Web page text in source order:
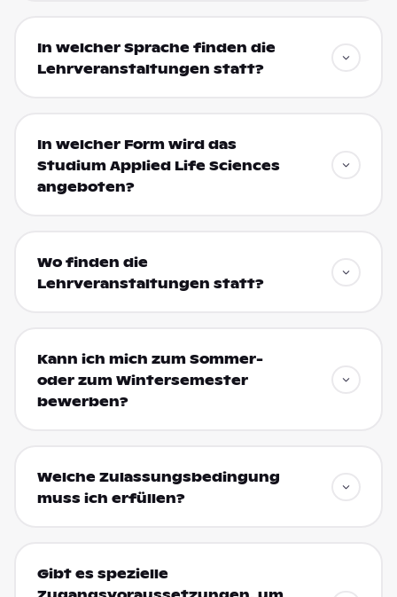
In welcher Sprache finden die
Lehrveranstaltungen statt?
In welcher Form wird das
Studium Applied Life Sciences
angeboten?
Wo finden die
Lehrveranstaltungen statt?
Kann ich mich zum Sommer-
oder zum Wintersemester
bewerben?
Welche Zulassungsbedingung
muss ich erfüllen?
Gibt es spezielle